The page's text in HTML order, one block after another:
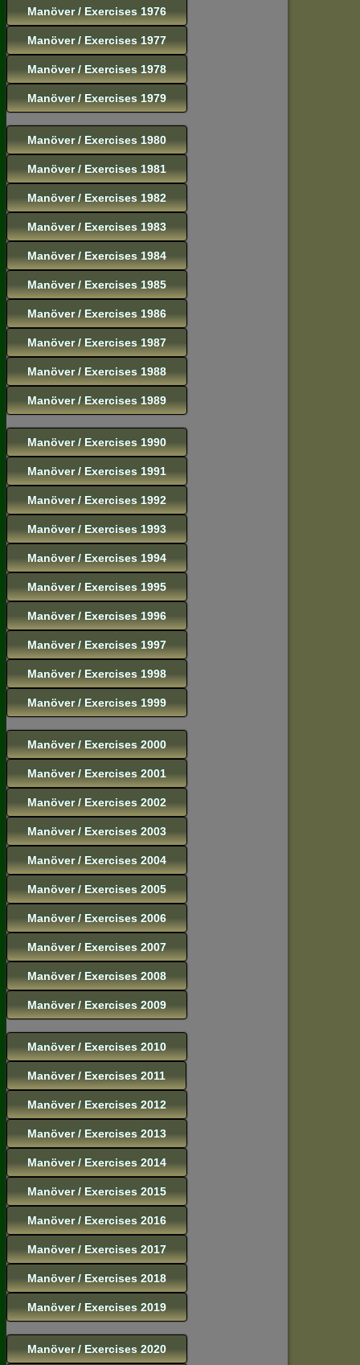
Manöver / Exercises 1976
Manöver / Exercises 1977
Manöver / Exercises 1978
Manöver / Exercises 1979
Manöver / Exercises 1980
Manöver / Exercises 1981
Manöver / Exercises 1982
Manöver / Exercises 1983
Manöver / Exercises 1984
Manöver / Exercises 1985
Manöver / Exercises 1986
Manöver / Exercises 1987
Manöver / Exercises 1988
Manöver / Exercises 1989
Manöver / Exercises 1990
Manöver / Exercises 1991
Manöver / Exercises 1992
Manöver / Exercises 1993
Manöver / Exercises 1994
Manöver / Exercises 1995
Manöver / Exercises 1996
Manöver / Exercises 1997
Manöver / Exercises 1998
Manöver / Exercises 1999
Manöver / Exercises 2000
Manöver / Exercises 2001
Manöver / Exercises 2002
Manöver / Exercises 2003
Manöver / Exercises 2004
Manöver / Exercises 2005
Manöver / Exercises 2006
Manöver / Exercises 2007
Manöver / Exercises 2008
Manöver / Exercises 2009
Manöver / Exercises 2010
Manöver / Exercises 2011
Manöver / Exercises 2012
Manöver / Exercises 2013
Manöver / Exercises 2014
Manöver / Exercises 2015
Manöver / Exercises 2016
Manöver / Exercises 2017
Manöver / Exercises 2018
Manöver / Exercises 2019
Manöver / Exercises 2020